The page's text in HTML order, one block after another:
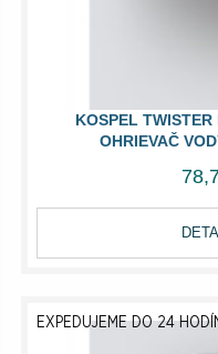
KOSPEL
OHRIEVAČ
EXPEDUJEME DO 24